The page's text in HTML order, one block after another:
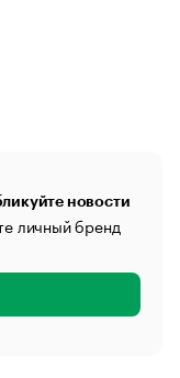
новости
личный бренд